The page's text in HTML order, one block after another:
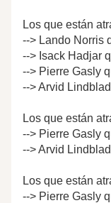
Los que están
--> Lando Norris
--> Isack Hadjar
--> Pierre Gasly
--> Arvid
Los que están
--> Pierre Gasly
--> Arvid
Los que están
--> Pierre Gasly